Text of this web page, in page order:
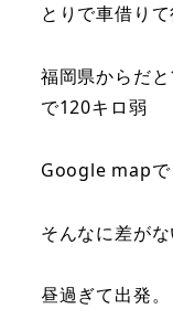
とりで車借りて
福岡県からだ
で120キロ弱
Google mapで
そんなに差が
昼過ぎて出発。